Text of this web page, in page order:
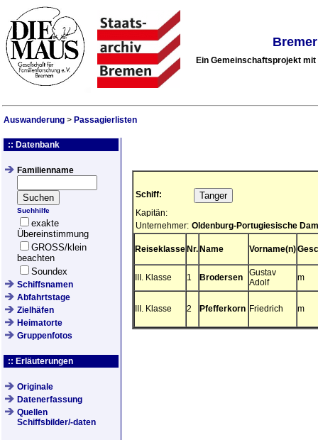
Ein Gemeinschaftsprojekt
Auswanderung > Passagierlisten
:: Datenbank
Familienname
Suchhilfe
exakte
Übereinstimmung
GROSS/klein
beachten
Soundex
Schiffsnamen
Abfahrtstage
Zielhäfen
Heimatorte
Gruppenfotos
:: Erläuterungen
Originale
Datenerfassung
Quellen
Schiffsbilder/-daten
Schiff:
Kapitän:
Unternehmer: Oldenburg-Portugiesische
Reiseklasse Nr. Name Vorname(n)
III. Klasse 1 Brodersen
Gustav
Adolf
m
III. Klasse 2 Pfefferkorn Friedrich m